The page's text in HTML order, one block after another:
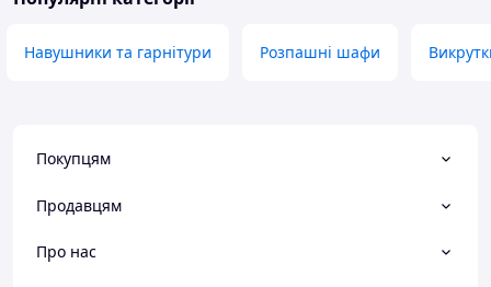
Навушники та гарнітури Розпашні шафи
Покупцям
Продавцям
Про нас